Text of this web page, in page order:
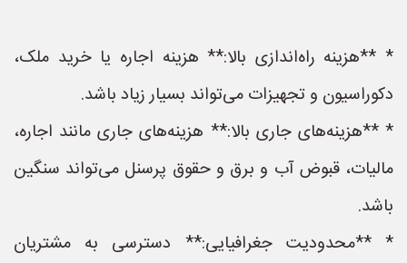
* **هزینه راه‌اندازی بالا:** هزینه اجاره یا خرید ملک،
دکوراسیون و تجهیزات می‌تواند بسیار زیاد باشد.
* **هزینه‌های جاری بالا:** هزینه‌های جاری مانند اجاره،
مالیات، قبوض آب و برق و حقوق پرسنل می‌تواند سنگین
باشد.
* **محدودیت جغرافیایی:** دسترسی به مشتریان